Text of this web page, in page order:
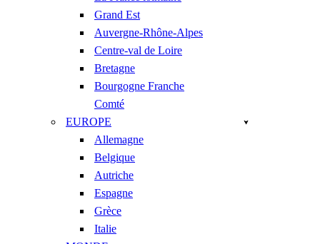
Grand Est
Auvergne-Rhône-Alpes
Centre-val de Loire
Bretagne
Bourgogne Franche
Comté
EUROPE
Allemagne
Belgique
Autriche
Espagne
Grèce
Italie